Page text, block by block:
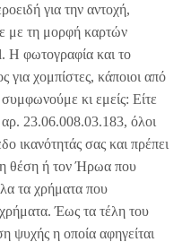
για την αντοχή,
με τη μορφή καρτών
φωτογραφία και το
για χομπίστες, κάποιοι από
κι εμείς: Είτε
23.06.008.03.183, όλοι
ικανότητάς σας και πρέπει
θέση ή τον Ήρωα που
τα χρήματα που
χρήματα. Έως τα τέλη του
ψυχής η οποία αφηγείται